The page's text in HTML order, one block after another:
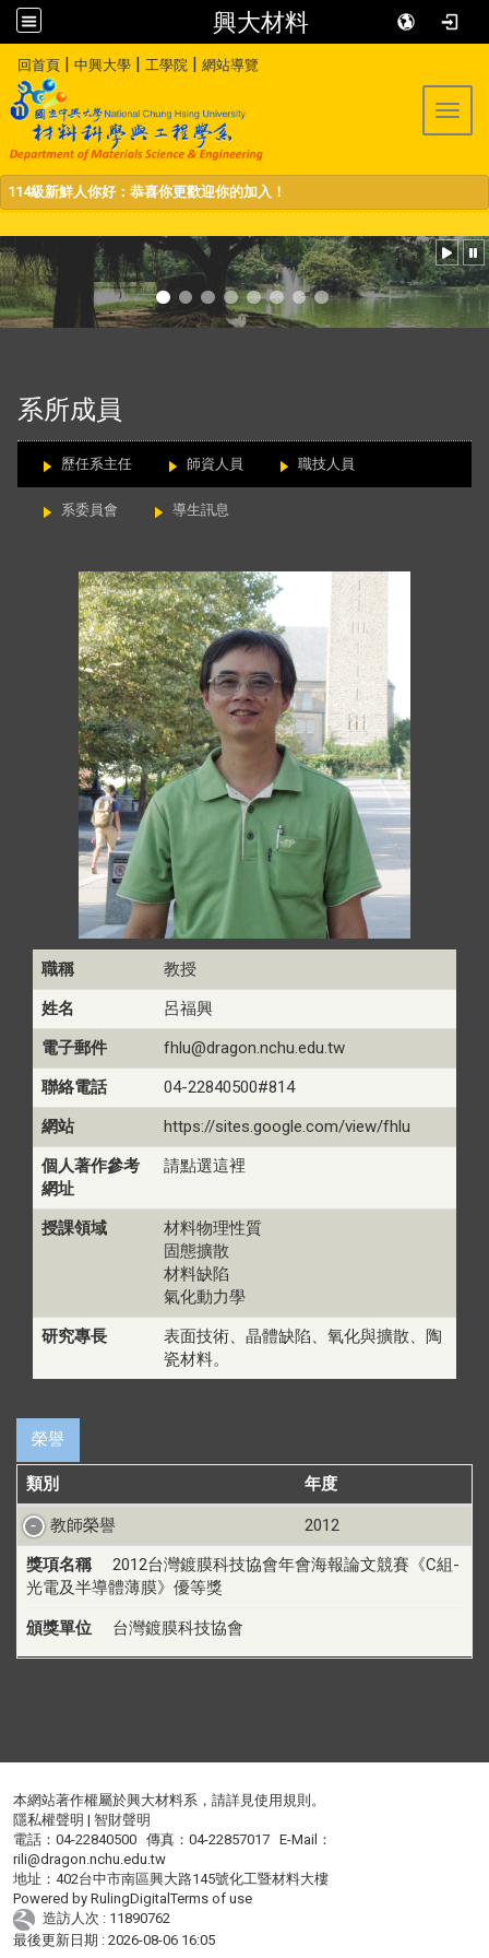
興大材料
回首頁 | 中興大學 | 工學院 | 網站導覽
114級新鮮人你好：恭喜你更歡迎你的加入！
系所成員
歷任系主任 師資人員 職技人員
系委員會 導生訊息
職稱
教授
姓名
呂福興
電子郵件
fhlu@dragon.nchu.edu.tw
聯絡電話
04-22840500#814
網站
https://sites.google.com/view/fhlu
個人著作參考
網址
請點選這裡
授課領域
材料物理性質
固態擴散
材料缺陷
氣化動力學
研究專長
表面技術、晶體缺陷、氧化與擴散、陶
瓷材料。
榮譽
類別 年度
教師榮譽
2012
獎項名稱
2012台灣鍍膜科技協會年會海報論文競賽《C組-
光電及半導體薄膜》優等獎
頒獎單位 台灣鍍膜科技協會
本網站著作權屬於興大材料系，請詳見使用規則 。
隱私權聲明 |智財聲明
電話：04-22840500 傳真：04-22857017 E-Mail：
rili@dragon.nchu.edu.tw
地址：402台中市南區興大路145號化工暨材料大樓
Powered byRulingDigitalTerms of use
造訪人次 : 11890762
最後更新日期 :2026-08-06 16:05